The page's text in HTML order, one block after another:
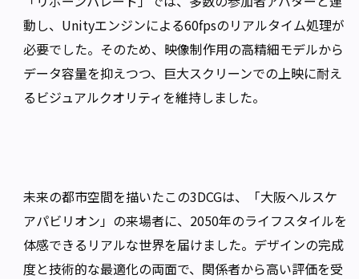
動し、Unityエンジンによる60fpsのリアルタイム処理が
必要でした。そのため、映像制作用の高精細モデルから
データ容量を抑えつつ、巨大スクリーンでの上映に耐え
るビジュアルクオリティを維持しました。
未来の都市空間を描いたこの3DCGは、「大阪ヘルスケ
アパビリオン」の来場者に、2050年のライフスタイルを
体感できるリアルな世界を届けました。デザインの完成
度と技術的な最適化の両面で、関係者から高い評価を受